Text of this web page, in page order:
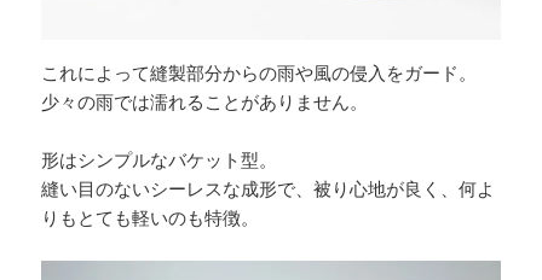
これによって縫製部分からの雨や風の侵入をガード。
少々の雨では濡れることがありません。
形はシンプルなバケット型。
縫い目のないシーレスな成形で、被り心地が良く、何よ
りもとても軽いのも特徴。